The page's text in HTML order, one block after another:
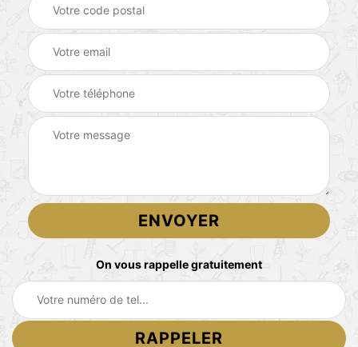
On vous rappelle gratuitement